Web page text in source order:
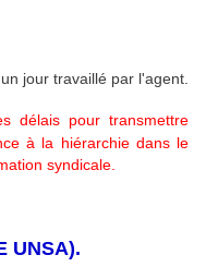
jour travaillé par l'agent.
délais pour transmettre
à la hiérarchie dans le
syndicale.
UNSA).